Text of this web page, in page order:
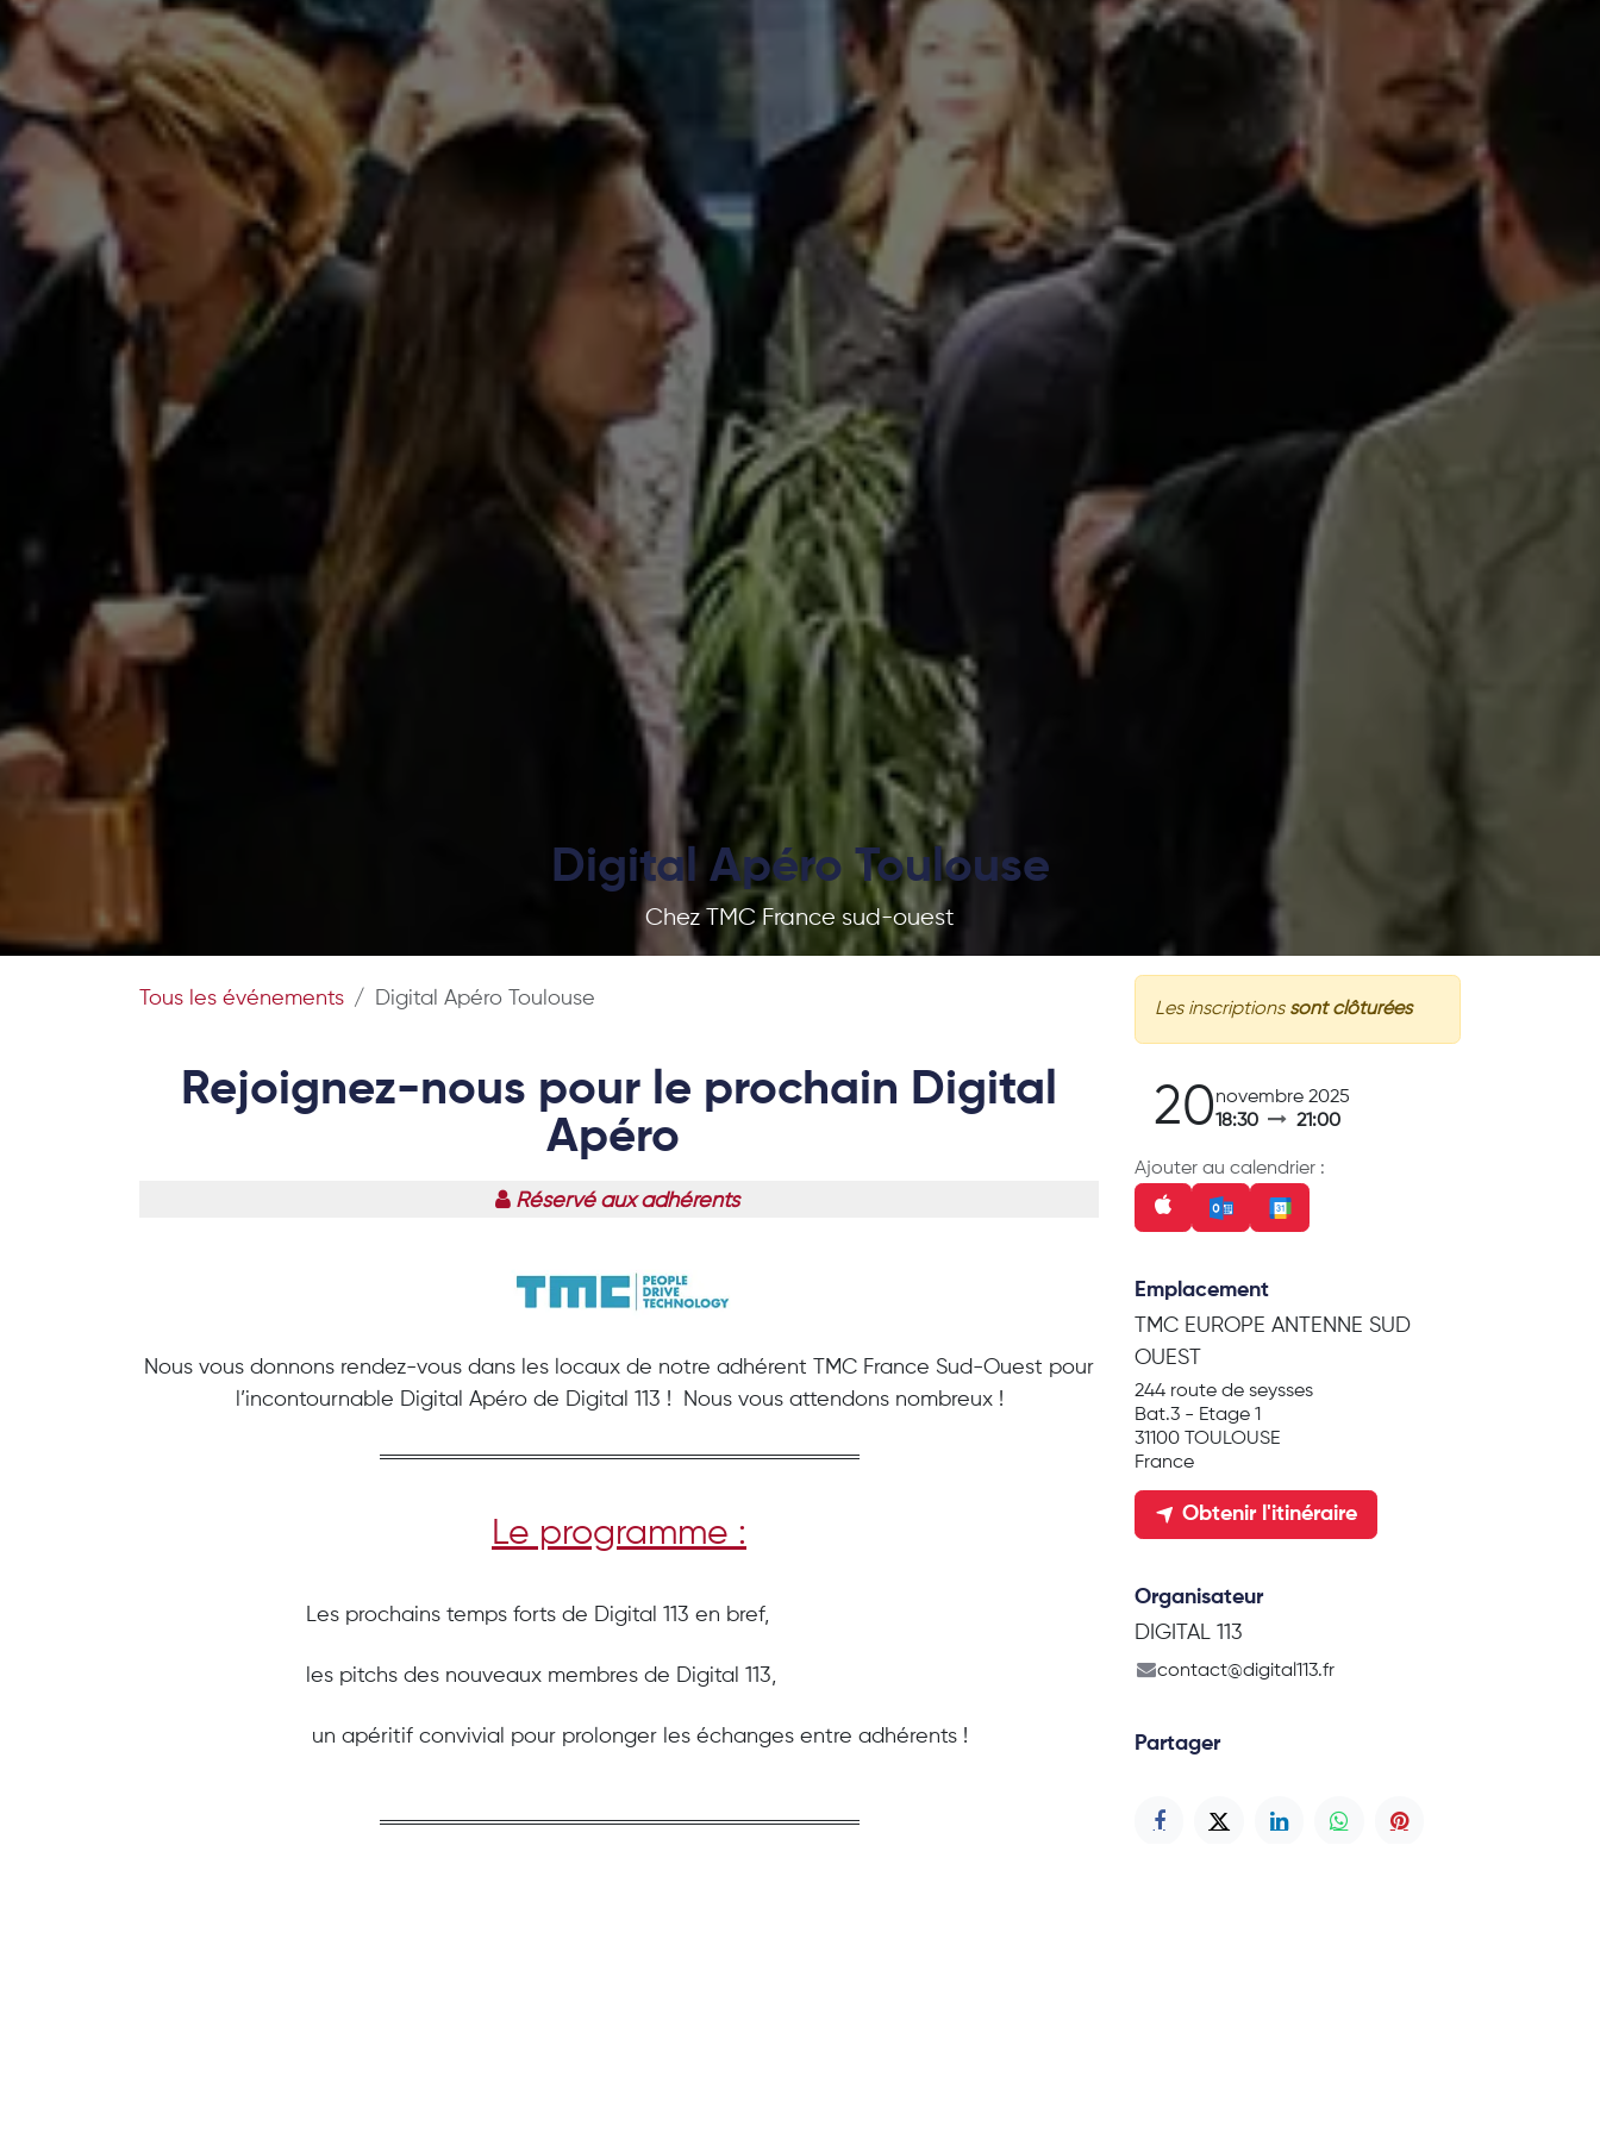
Digital Apéro Toulouse
Chez TMC France sud-ouest
Tous les événements Digital Apéro Toulouse
Rejoignez-nous pour le prochain Digital
Apéro
Réservé aux adhérents
Nous vous donnons rendez-vous dans les locaux de notre adhérent TMC France Sud-Ouest pour
l’incontournable Digital Apéro de Digital 113 ! Nous vous attendons nombreux !
Le programme :
Les prochains temps forts de Digital 113 en bref,
les pitchs des nouveaux membres de Digital 113,
un apéritif convivial pour prolonger les échanges entre adhérents !
Les inscriptions sont clôturées
20novembre 2025
18:30
21:00
Ajouter au calendrier :
Emplacement
TMC EUROPE ANTENNE SUD
OUEST
244 route de seysses
Bat.3 - Etage 1
31100 TOULOUSE
France
Obtenir l'itinéraire
Organisateur
DIGITAL 113
contact@digital113.fr
Partager